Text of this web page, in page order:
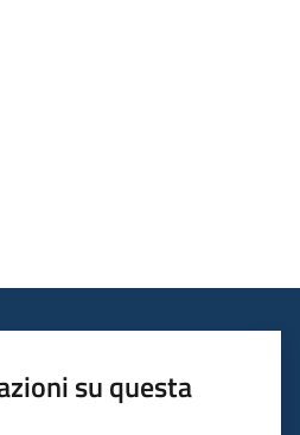
su questa